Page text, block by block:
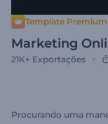
Template Premium
Marketing
21K+ Exportações
Procurando uma